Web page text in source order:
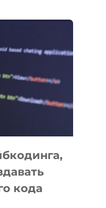
кода